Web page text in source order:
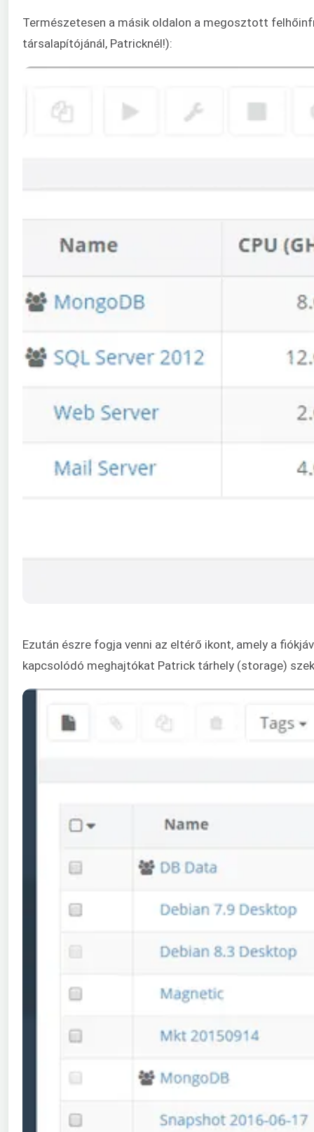
Természetesen a másik oldalon a megosztott
társalapítójánál, Patricknél!):
Ezután észre fogja venni az eltérő ikont, amely a
kapcsolódó meghajtókat Patrick tárhely (storage)